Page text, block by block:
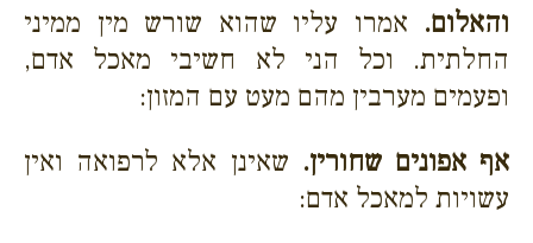
והאלום. אמרו עליו שהוא שורש מין ממיני
החלתית. וכל הני לא חשיבי מאכל אדם,
ופעמים מערבין מהם מעט עם המזון:
אף אפונים שחורין. שאינן אלא לרפואה ואין
עשויות למאכל אדם: